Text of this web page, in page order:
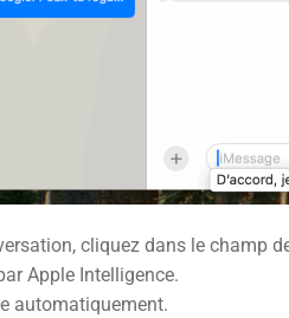
cliquez dans le champ
Apple Intelligence.
automatiquement.